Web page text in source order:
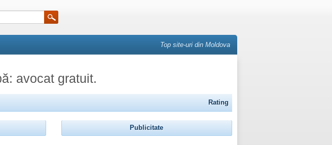
Top site-uri din Moldova
avocat gratuit.
Rating
Publicitate